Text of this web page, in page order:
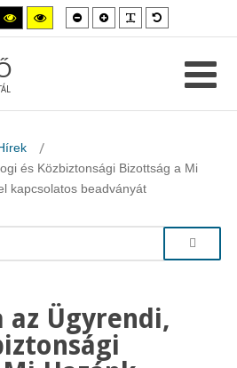
Magas
kontraszt
fekete-
Magas
kontraszt
sárga-
Kisebb
betűméret
Nagyobb
betűméret
és Közbiztonsági Bizottság a Mi
kapcsolatos beadványát
Ügyrendi,